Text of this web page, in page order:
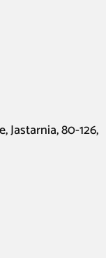
Jastarnia, 80-126,